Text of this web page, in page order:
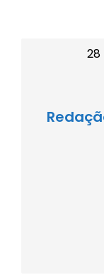
28